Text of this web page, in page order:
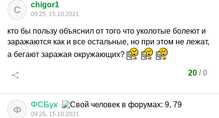
C chigor1
09:25, 15.10.2021
кто бы пользу объяснил от того что уколотые болеют и
заражаются как и все остальные, но при этом не лежат,
а бегают заражая окружающих?
20 / 0
Ф ФСБук
09:26, 15.10.2021